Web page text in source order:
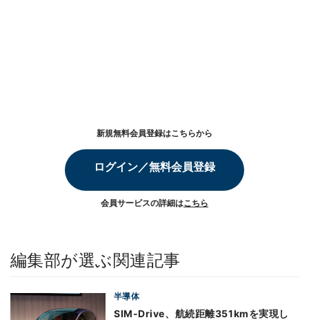
新規無料会員登録はこちらから
ログイン／無料会員登録
会員サービスの詳細はこちら
編集部が選ぶ関連記事
半導体
SIM-Drive、航続距離351kmを実現し